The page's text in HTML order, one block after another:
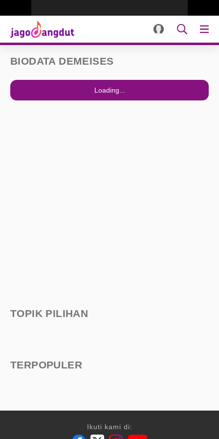
BIODATA DEMEISES
Loading...
TOPIK PILIHAN
TERPOPULER
Ikuti kami di: